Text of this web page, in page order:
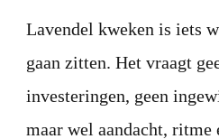
Lavendel kweken is iets
gaan zitten. Het vraagt
investeringen, geen
maar wel aandacht, ritme